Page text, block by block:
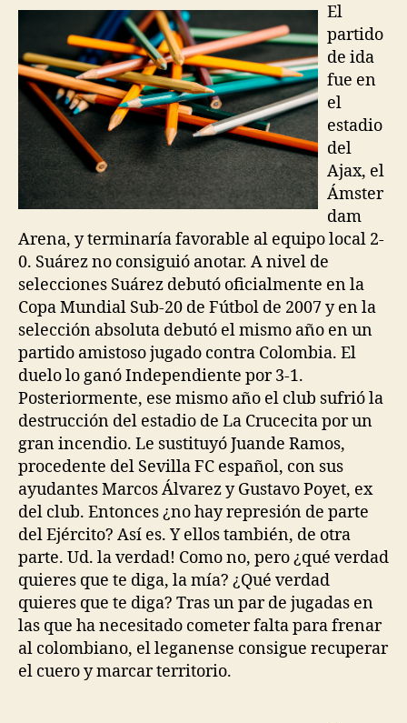
El
partido
de ida
fue en
el
estadio
del
Ajax, el
Ámster
dam
Arena, y terminaría favorable al equipo local 2-
0. Suárez no consiguió anotar. A nivel de
selecciones Suárez debutó oficialmente en la
Copa Mundial Sub-20 de Fútbol de 2007 y en la
selección absoluta debutó el mismo año en un
partido amistoso jugado contra Colombia. El
duelo lo ganó Independiente por 3-1.
Posteriormente, ese mismo año el club sufrió la
destrucción del estadio de La Crucecita por un
gran incendio. Le sustituyó Juande Ramos,
procedente del Sevilla FC español, con sus
ayudantes Marcos Álvarez y Gustavo Poyet, ex
del club. Entonces ¿no hay represión de parte
del Ejército? Así es. Y ellos también, de otra
parte. Ud. la verdad! Como no, pero ¿qué verdad
quieres que te diga, la mía? ¿Qué verdad
quieres que te diga? Tras un par de jugadas en
las que ha necesitado cometer falta para frenar
al colombiano, el leganense consigue recuperar
el cuero y marcar territorio.